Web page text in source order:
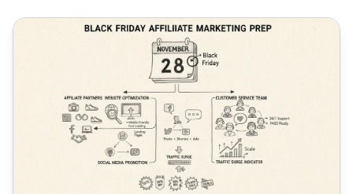
Black Friday Affiliate Marketing: Volledige